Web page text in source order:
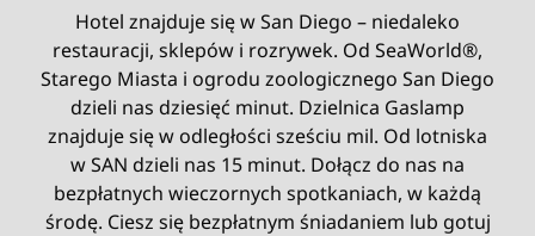
Hotel znajduje się w San Diego – niedaleko
restauracji, sklepów i rozrywek. Od SeaWorld®,
Starego Miasta i ogrodu zoologicznego San Diego
dzieli nas dziesięć minut. Dzielnica Gaslamp
znajduje się w odległości sześciu mil. Od lotniska
w SAN dzieli nas 15 minut. Dołącz do nas na
bezpłatnych wieczornych spotkaniach, w każdą
środę. Ciesz się bezpłatnym śniadaniem lub gotuj